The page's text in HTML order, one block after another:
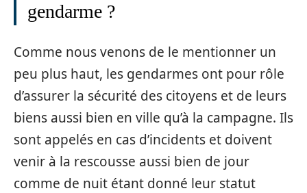
gendarme ?
Comme nous venons de le mentionner un
peu plus haut, les gendarmes ont pour rôle
d’assurer la sécurité des citoyens et de leurs
biens aussi bien en ville qu’à la campagne. Ils
sont appelés en cas d’incidents et doivent
venir à la rescousse aussi bien de jour
comme de nuit étant donné leur statut